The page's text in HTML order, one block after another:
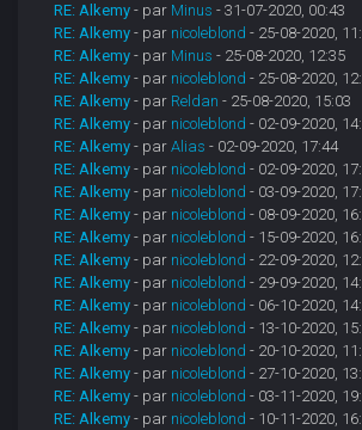
RE: Alkemy - par Minus - 31-07-2020, 00:43
RE: Alkemy - par nicoleblond - 25-08-2020,
RE: Alkemy - par Minus - 25-08-2020, 12:35
RE: Alkemy - par nicoleblond - 25-08-2020,
RE: Alkemy - par Reldan - 25-08-2020, 15:03
RE: Alkemy - par nicoleblond - 02-09-2020,
RE: Alkemy - parAlias - 02-09-2020, 17:44
RE: Alkemy - par nicoleblond - 02-09-2020,
RE: Alkemy - par nicoleblond - 03-09-2020,
RE: Alkemy - par nicoleblond - 08-09-2020,
RE: Alkemy - par nicoleblond - 15-09-2020,
RE: Alkemy - par nicoleblond - 22-09-2020,
RE: Alkemy - par nicoleblond - 29-09-2020,
RE: Alkemy - par nicoleblond - 06-10-2020,
RE: Alkemy - par nicoleblond - 13-10-2020,
RE: Alkemy - par nicoleblond - 20-10-2020,
RE: Alkemy - par nicoleblond - 27-10-2020,
RE: Alkemy - par nicoleblond - 03-11-2020,
RE: Alkemy - par nicoleblond - 10-11-2020,